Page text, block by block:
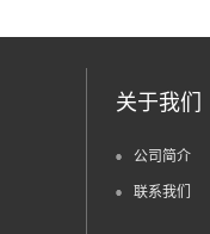
关于我们
公司简介
联系我们